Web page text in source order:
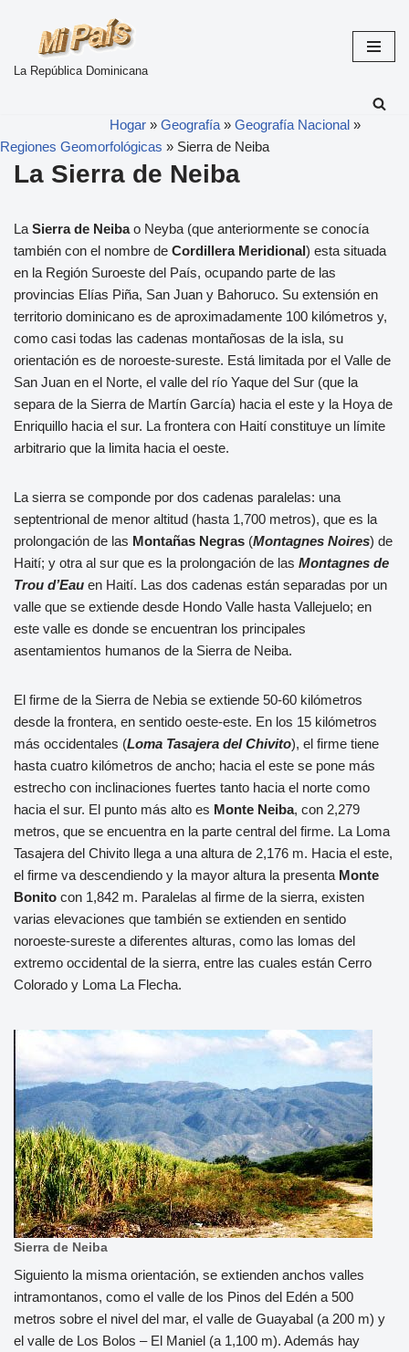
Skip
toLa República Dominicana
Hogar » Geografía » Geografía Nacional »
Regiones Geomorfológicas » Sierra de Neiba
La Sierra de Neiba
La Sierra de Neibao Neyba (que anteriormente se conocía
también con el nombre de Cordillera Meridional) esta situada
en la Región Suroeste del País, ocupando parte de las
provincias Elías Piña, San Juan y Bahoruco. Su extensión en
territorio dominicano es de aproximadamente 100 kilómetros y,
como casi todas las cadenas montañosas de la isla, su
orientación es de noroeste-sureste. Está limitada por el Valle de
San Juan en el Norte, el valle del río Yaque del Sur (que la
separa de la Sierra de Martín García) hacia el este y la Hoya de
Enriquillo hacia el sur. La frontera con Haití constituye un límite
arbitrario que la limita hacia el oeste.
La sierra se componde por dos cadenas paralelas: una
septentrional de menor altitud (hasta 1,700 metros), que es la
prolongación de las Montañas Negras (Montagnes Noires) de
Haití; y otra al sur que es la prolongación de las Montagnes de
Trou d’Eau en Haití. Las dos cadenas están separadas por un
valle que se extiende desde Hondo Valle hasta Vallejuelo; en
este valle es donde se encuentran los principales
asentamientos humanos de la Sierra de Neiba.
El firme de la Sierra de Nebia se extiende 50-60 kilómetros
desde la frontera, en sentido oeste-este. En los 15 kilómetros
más occidentales (Loma Tasajera del Chivito), el firme tiene
hasta cuatro kilómetros de ancho; hacia el este se pone más
estrecho con inclinaciones fuertes tanto hacia el norte como
hacia el sur. El punto más alto es Monte Neiba, con 2,279
metros, que se encuentra en la parte central del firme. La Loma
Tasajera del Chivito llega a una altura de 2,176 m. Hacia el este,
el firme va descendiendo y la mayor altura la presenta Monte
Bonito con 1,842 m. Paralelas al firme de la sierra, existen
varias elevaciones que también se extienden en sentido
noroeste-sureste a diferentes alturas, como las lomas del
extremo occidental de la sierra, entre las cuales están Cerro
Colorado y Loma La Flecha.
Sierra de Neiba
Siguiento la misma orientación, se extienden anchos valles
intramontanos, como el valle de los Pinos del Edén a 500
metros sobre el nivel del mar, el valle de Guayabal (a 200 m) y
el valle de Los Bolos – El Maniel (a 1,100 m). Además hay